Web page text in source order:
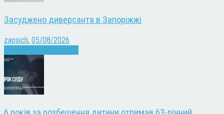
Засуджено диверсанта в Запоріжжі
zapsich, 05/08/2026